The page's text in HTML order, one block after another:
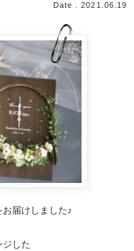
Date . 2021.06.19
お届けしました♪
ジした